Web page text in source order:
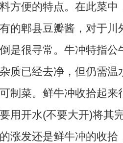
方便的特点。在此菜中
的郫县豆瓣酱，对于川
是很寻常。牛冲特指公
质已经去净，但仍需温
制菜。鲜牛冲收拾起来
用开水(不要大开)将其
涨发还是鲜牛冲的收拾